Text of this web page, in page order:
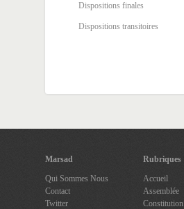
Dispositions finales
Dispositions transitoires
Marsad
Qui Sommes Nous
Contact
Twitter
Rubriques
Accueil
Assemblée
Constitution